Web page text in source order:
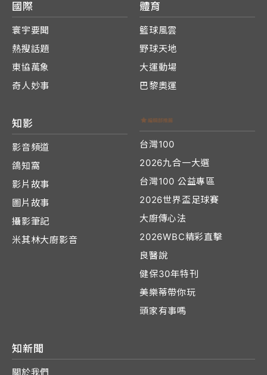
國際
寰宇要聞
熱搜話題
東協萬象
奇人妙事
體育
籃球風雲
野球天地
大運動場
巴黎奧運
知影
影音頻道
鴿知窩
影片故事
圖片故事
攝影筆記
米其林大廚影音
台灣100
2026九合一大選
台灣100 公益專區
2026世界盃足球賽
大廚傳心法
2026WBC精彩直擊
良醫說
健保30年特刊
美樂蒂帶你玩
頭家有事嗎
知新聞
關於我們